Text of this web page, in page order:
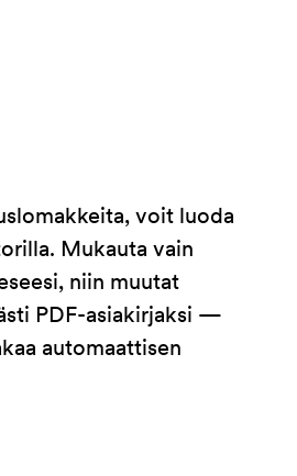
voit luoda
Mukauta vain
niin muutat
PDF-asiakirjaksi —
automaattisen